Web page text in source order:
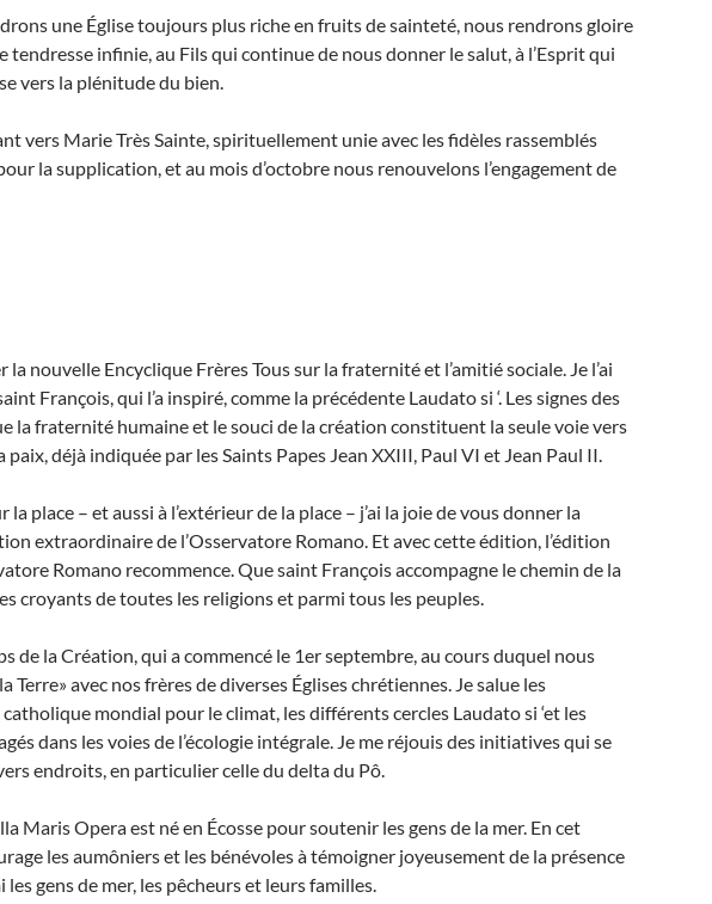
une Église toujours plus riche en fruits de sainteté, nous rendrons gloire
tendresse infinie, au Fils qui continue de nous donner le salut, à l’Esprit qui
vers la plénitude du bien.
vers Marie Très Sainte, spirituellement unie avec les fidèles rassemblés
la supplication, et au mois d’octobre nous renouvelons l’engagement de
la nouvelle Encyclique Frères Tous sur la fraternité et l’amitié sociale. Je l’ai
François, qui l’a inspiré, comme la précédente Laudato si ‘. Les signes des
la fraternité humaine et le souci de la création constituent la seule voie vers
déjà indiquée par les Saints Papes Jean XXIII, Paul VI et Jean Paul II.
place – et aussi à l’extérieur de la place – j’ai la joie de vous donner la
extraordinaire de l’Osservatore Romano. Et avec cette édition, l’édition
Romano recommence. Que saint François accompagne le chemin de la
croyants de toutes les religions et parmi tous les peuples.
de la Création, qui a commencé le 1er septembre, au cours duquel nous
Terre» avec nos frères de diverses Églises chrétiennes. Je salue les
mondial pour le climat, les différents cercles Laudato si ‘et les
dans les voies de l’écologie intégrale. Je me réjouis des initiatives qui se
endroits, en particulier celle du delta du Pô.
Maris Opera est né en Écosse pour soutenir les gens de la mer. En cet
les aumôniers et les bénévoles à témoigner joyeusement de la présence
les gens de mer, les pêcheurs et leurs familles.